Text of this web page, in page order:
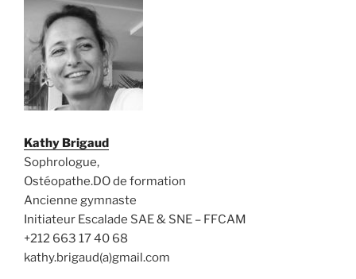
Kathy Brigaud
Sophrologue,
Ostéopathe.DO de formation
Ancienne gymnaste
Initiateur Escalade SAE & SNE – FFCAM
+212 663 17 40 68
kathy.brigaud(a)gmail.com